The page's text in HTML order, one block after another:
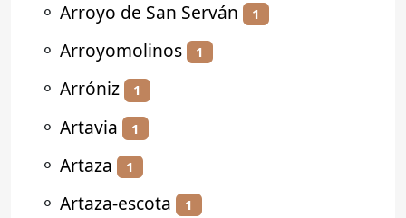
⚬ Arroyo de San Serván 1
⚬ Arroyomolinos 1
⚬ Arróniz 1
⚬ Artavia 1
⚬ Artaza 1
⚬ Artaza-escota 1